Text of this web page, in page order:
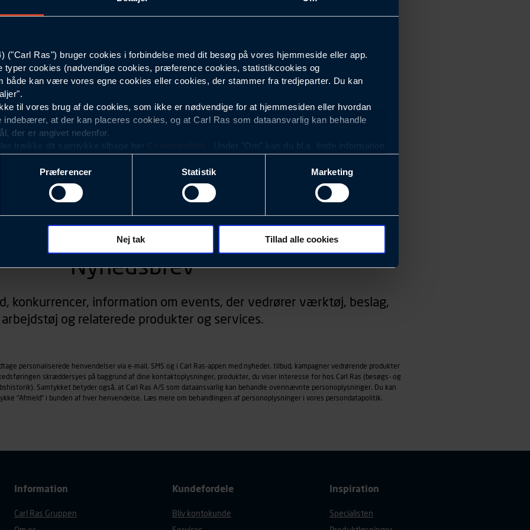
("Carl Ras") bruger cookies i forbindelse med dit besøg på vores hjemmeside eller app.
typer cookies (nødvendige cookies, præference cookies, statistikcookies og
både kan være vores egne cookies eller cookies, der stammer fra tredjeparter. Du kan
til vores brug af de cookies, som ikke er nødvendige for at hjemmesiden eller hvordan
indebærer, at der kan placeres cookies, og at Carl Ras som dataansvarlig kan behandle
der er angivet nedenfor.
trække dit samtykke tilbage her
. Under "Om" kan du bl.a. finde information
med det formål at optimere design, brugervenlighed og effektiviteten af vores
analyser af, hvilke oplysninger der er mest populære, og som derfor skal være nemme at
hvad der klikkes på, sider/indhold der besøges, browsertype, søgeord, IP-adresse,
(computer, smartphone mv.) samt de features, der anvendes.
sig på. Til dette formål behandles der personoplysninger om dit foretrukne sprog, og den
med det formål at spore besøgende på vores hjemmeside og apps med
vise annoncer, der er relevante (profilering). Til dette formål behandles der
der anvendes.
persondatapolitik, der indeholder yderligere information om behandling af
Præferencer Statistik Marketing
Nej tak Tillad alle cookies
Hvid
11/13
Nyhedsbrev
konkurrencer, information om events, der vedrører værktøj, beslag,
arbejdstøj og relaterede produkter og services.
personaliserede henvendelser via e-mail, SMS og i Carl Ras-appen med nyheder, tilbud, kampagner vedrørende produkter
skræddersyes på baggrund af dine kontaktoplysninger, produkter, du viser interesse for hos Carl Ras (besøgs- og
Samtykket betyder også, at Carl Ras A/S som dataansvarlig kan behandle ovennævnte personoplysninger. Du kan
"Afmeld" i bunden af hver henvendelse. Læs mere om behandlingen af personoplysninger i vores persondatapolitik.
Information
Carl Ras Gruppen
Kundefordele
Bliv kontokunde
Inspiration
Specialisten